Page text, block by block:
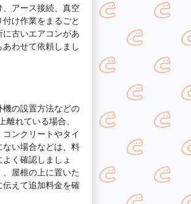
アース接続、真空
け作業をまるごと
古いエアコンがあ
わせて依頼しまし
の設置方法などの
れている場合、
ンクリートやタイ
い場合などは、料
く確認しましょ
屋根の上に置いた
えて追加料金を確